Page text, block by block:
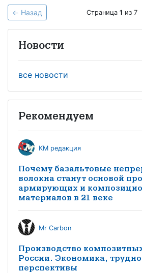
← Назад Страница 1 из 7
Новости
все новости
Рекомендуем
КМ редакция
Почему базальтовые
волокна станут основой
армирующих и
материалов в 21 веке
Mr Carbon
Производство
России. Экономика,
перспективы